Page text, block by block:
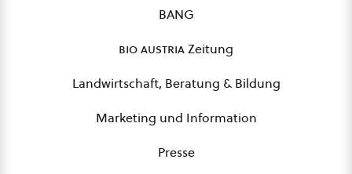
BANG
bio austriaZeitung
Landwirtschaft, Beratung & Bildung
Marketing und Information
Presse